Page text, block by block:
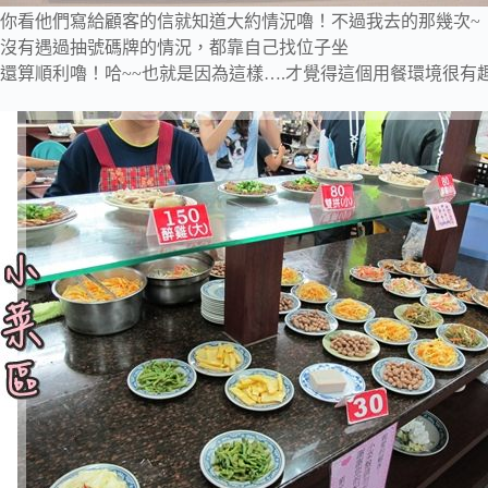
你看他們寫給顧客的信就知道大約情況嚕！不過我去的那幾次~
沒有遇過抽號碼牌的情況，都靠自己找位子坐
還算順利嚕！哈~~也就是因為這樣….才覺得這個用餐環境很有